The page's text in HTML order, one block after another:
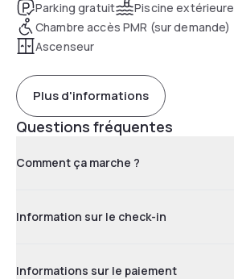
Parking gratuit
Piscine extérieure
Chambre accès PMR (sur demande)
Ascenseur
Plus d'informations
Questions fréquentes
Comment ça marche ?
Information sur le check-in
Informations sur le paiement